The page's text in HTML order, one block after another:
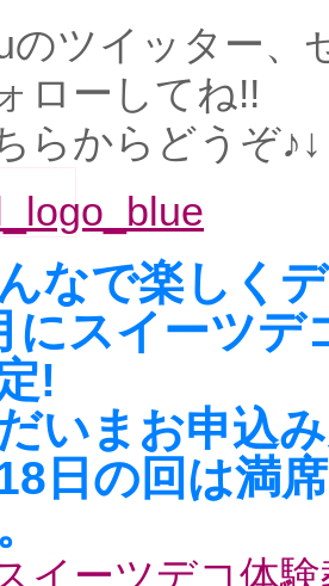
のツイッター、
ローしてね!!
らからどうぞ♪↓
なで楽しく
にスイーツデ
!
いまお申込
日の回は満
イーツデコ体